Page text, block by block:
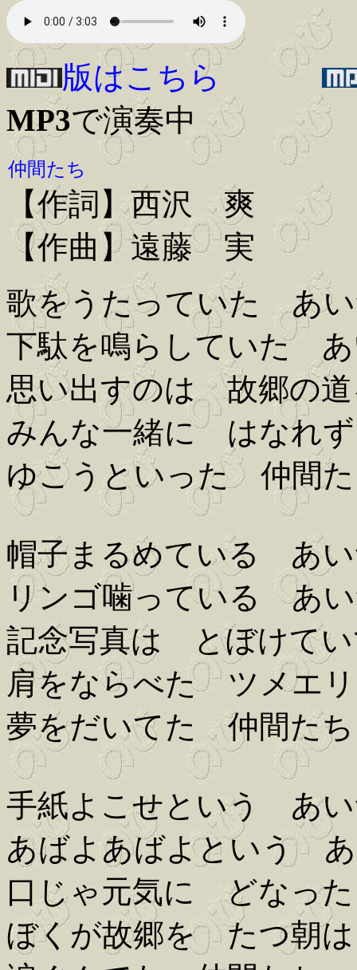
版はこちら
MP3で演奏中
仲間たち
【作詞】西沢 爽
【作曲】遠藤 実
歌をうたっていた あ
下駄を鳴らしていた
思い出すのは 故郷の
みんな一緒に はなれ
ゆこうといった 仲間
帽子まるめている あ
リンゴ噛っている あ
記念写真は とぼけて
肩をならべた ツメエ
夢をだいてた 仲間たち
手紙よこせという あ
あばよあばよという
口じゃ元気に どなっ
ぼくが故郷を たつ朝は